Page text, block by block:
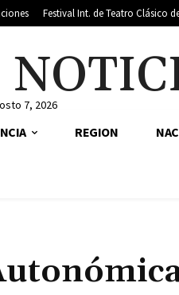
Festival Int. de Teatro Clásico
7, 2026
REGION